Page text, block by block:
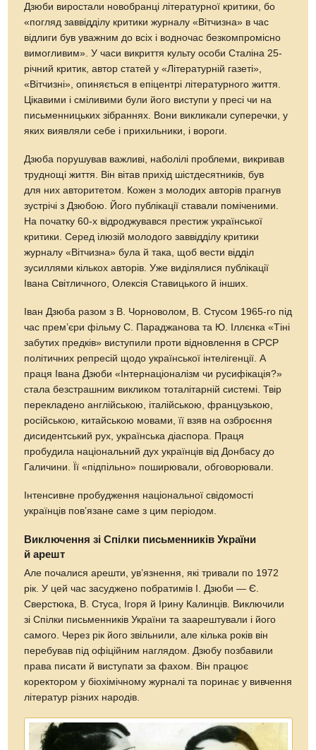
Дзюби виростали новобранці літературної критики, бо
«погляд заввідділу критики журналу «Вітчизна» в час
відлиги був уважним до всіх і водночас безкомпромісно
вимогливим». У часи викриття культу особи Сталіна 25-
річний критик, автор статей у «Літературній газеті»,
«Вітчизні», опиняється в епіцентрі літературного життя.
Цікавими і сміливими були його виступи у пресі чи на
письменницьких зібраннях. Вони викликали суперечки, у
яких виявляли себе і прихильники, і вороги.
Дзюба порушував важливі, наболілі проблеми, викривав
труднощі життя. Він вітав прихід шістдесятників, був
для них авторитетом. Кожен з молодих авторів прагнув
зустрічі з Дзюбою. Його публікації ставали поміченими.
На початку 60-х відроджувався престиж української
критики. Серед ілюзій молодого заввідділу критики
журналу «Вітчизна» була й така, щоб вести відділ
зусиллями кількох авторів. Уже виділялися публікації
Івана Світличного, Олексія Ставицького й інших.
Іван Дзюба разом з В. Чорноволом, В. Стусом 1965-го під
час прем’єри фільму С. Параджанова та Ю. Іллєнка «Тіні
забутих предків» виступили проти відновлення в СРСР
політичних репресій щодо української інтелігенції. А
праця Івана Дзюби «Інтернаціоналізм чи русифікація?»
стала безстрашним викликом тоталітарній системі. Твір
перекладено англійською, італійською, французькою,
російською, китайською мовами, її взяв на озброєння
дисидентський рух, українська діаспора. Праця
пробудила національний дух українців від Донбасу до
Галичини. Її «підпільно» поширювали, обговорювали.
Інтенсивне пробудження національної свідомості
українців пов’язане саме з цим періодом.
Виключення зі Спілки письменників України
й арешт
Але почалися арешти, ув’язнення, які тривали по 1972
рік. У цей час засуджено побратимів І. Дзюби — Є.
Сверстюка, В. Стуса, Ігоря й Ірину Калинців. Виключили
зі Спілки письменників України та заарештували і його
самого. Через рік його звільнили, але кілька років він
перебував під офіційним наглядом. Дзюбу позбавили
права писати й виступати за фахом. Він працює
коректором у біохімічному журналі та поринає у вивчення
літератур різних народів.